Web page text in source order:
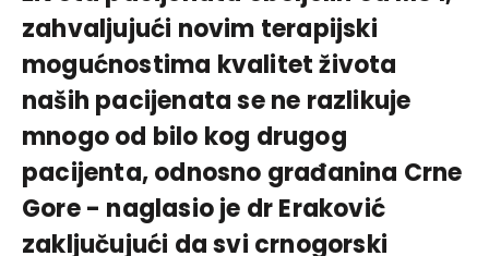
zahvaljujući novim terapijski
mogućnostima kvalitet života
naših pacijenata se ne razlikuje
mnogo od bilo kog drugog
pacijenta, odnosno građanina Crne
Gore - naglasio je dr Eraković
zaključujući da svi crnogorski